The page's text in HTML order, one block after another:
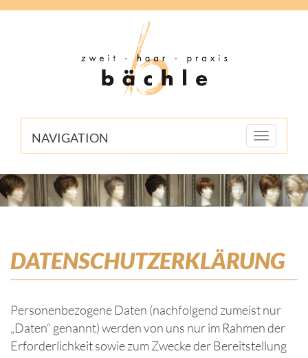
NAVIGATION
Toggle
navigation
DATENSCHUTZERKLÄRUNG
Personenbezogene Daten (nachfolgend zumeist nur
„Daten“ genannt) werden von uns nur im Rahmen der
Erforderlichkeit sowie zum Zwecke der Bereitstellung